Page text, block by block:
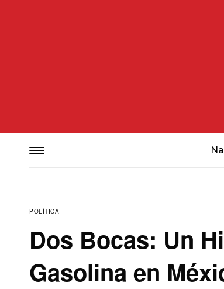
POLÍTICA
Dos Bocas: Un
Gasolina en